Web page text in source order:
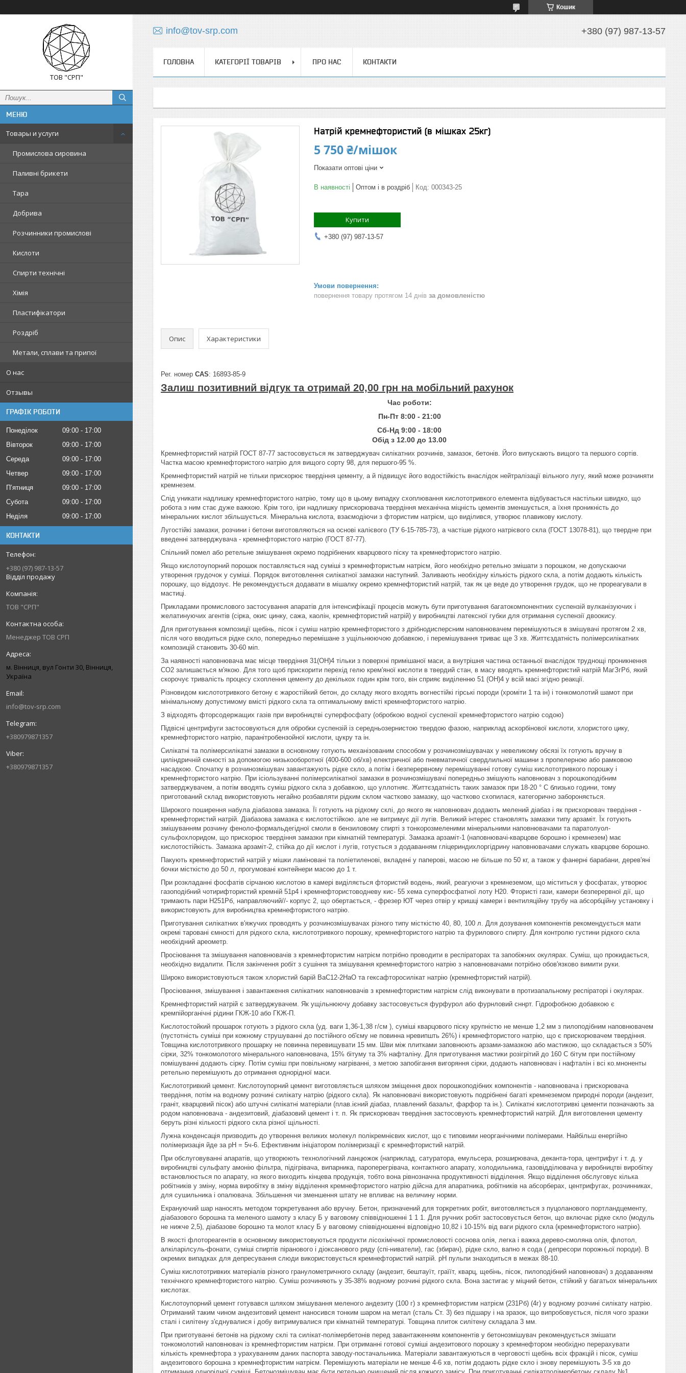
Кошик
ТОВ "СРП"
Товары и услуги
Промислова сировина
Паливні брикети
Тара
Добрива
Розчинники промислові
Кислоти
Спирти технічні
Хімія
Пластифікатори
Роздріб
Метали, сплави та припої
О нас
Отзывы
ГРАФІК РОБОТИ
Понеділок 09:00
17:00
Вівторок
09:00
17:00
Середа
09:00
17:00
Четвер
09:00
17:00
Пʼятниця
09:00
17:00
Субота
09:00
17:00
Неділя
09:00 17:00
КОНТАКТИ
+380 (97) 987-13-57
Відділ продажу
ТОВ "СРП"
Менеджер ТОВ СРП
м. Вінниця, вул Гонти 30, Вінниця,
Україна
info@tov-srp.com
+380979871357
+380979871357
info@tov-srp.com +380 (97) 987-13-57
ГОЛОВНА КАТЕГОРІЇ ТОВАРІВ ПРО НАС КОНТАКТИ
Натрій кремнефтористий (в мішках 25кг)
5 750 ₴/мішок
Показати оптові ціни
В наявності Оптом і в роздріб Код: 000343-25
Купити
+380 (97) 987-13-57
повернення товару протягом 14 днів за домовленістю
Опис Характеристики
Рег. номер CAS: 16893-85-9
Залиш позитивний відгук та отримай 20,00 грн на мобільний рахунок
Час роботи:
Пн-Пт 8:00 - 21:00
Сб-Нд 9:00 - 18:00
Обід з 12.00 до 13.00
Кремнефтористий натрій ГОСТ 87-77 застосовується як затверджувач силікатних розчинів, замазок, бетонів. Його випускають вищого та першого сортів.
Частка масою кремнефтористого натрію для вищого сорту 98, для першого-95 %.
Кремнефтористий натрій не тільки прискорює твердіння цементу, а й підвищує його водостійкість внаслідок нейтралізації вільного лугу, який може розчиняти
кремнезем.
Слід уникати надлишку кремнефтористого натрію, тому що в цьому випадку схоплювання кислототривкого елемента відбувається настільки швидко, що
робота з ним стає дуже важкою. Крім того, іри надлишку прискорювача твердіння механічна міцність цементів зменшується, а їхня проникність до
мінеральних кислот збільшується. Мінеральна кислота, взаємодіючи з фтористим натрієм, що виділився, утворює плавикову кислоту.
Лугостійкі замазки, розчини і бетони виготовляються на основі калієвого (ТУ 6-15-785-73), а частіше рідкого натрієвого скла (ГОСТ 13078-81), що твердне при
введенні затверджувача - кремнефтористого натрію (ГОСТ 87-77).
Спільний помел або ретельне змішування окремо подрібнених кварцового піску та кремнефтористого натрію.
Якщо кислотоупорний порошок поставляється над суміші з кремнефтористым натрієм, його необхідно ретельно змішати з порошком, не допускаючи
утворення грудочок у суміші. Порядок виготовлення силікатної замазки наступний. Заливають необхідну кількість рідкого скла, а потім додають кількість
порошку, що віддозує. Не рекомендується додавати в мішалку окремо кремнефтористий натрій, так як це веде до утворення грудок, що не прореагували в
мастиці.
Прикладами промислового застосування апаратів для інтенсифікації процесів можуть бути приготування багатокомпонентних суспензій вулканізуючих і
желатинуючих агентів (сірка, окис цинку, сажа, каолін, кремнефтористий натрій) у виробництві латексної губки для отримання суспензії двоокису.
Для приготування композиції щебінь, пісок і суміш натрію кремнефтористого з дрібнодисперсним наповнювачем перемішуються в змішувачі протягом 2 хв,
після чого вводиться рідке скло, попередньо перемішане з ущільнюючою добавкою, і перемішування триває ще 3 хв. Життєздатність полімерсилікатних
композицій становить 30-60 міп.
За наявності наповнювача має місце твердіння 31(ОН)4 тільки з поверхні примішаної маси, а внутрішня частина останньої внаслідок труднощі проникнення
СО2 залишається м'якою. Для того щоб прискорити перехід гелю крем'яної кислоти в твердий стан, в масу вводять кремнефтористий натрій МагЗгРб, який
скорочує тривалість процесу схоплення цементу до декількох годин крім того, він сприяє виділенню 51 (ОН)4 у всій масі згідно реакції.
Різновидом кислототривкого бетону є жаростійкий бетон, до складу якого входять вогнестійкі гірські породи (хроміти 1 та ін) і тонкомолотий шамот при
мінімальному допустимому вмісті рідкого скла та оптимальному вмісті кремнефтористого натрію.
З відходять фторсодержащих газів при виробництві суперфосфату (обробкою водної суспензії кремнефтористого натрію содою)
Підвісні центрифуги застосовуються для обробки суспензій із середньозернистою твердою фазою, наприклад аскорбінової кислоти, хлористого цику,
кремнефтористого натрію, паранітробензойної кислоти, цукру та ін.
Силікатні та полімерсилікатні замазки в основному готують механізованим способом у розчинозмішувачах у невеликому обсязі їх готують вручну в
циліндричній ємності за допомогою низькооборотної (400-600 об/хв) електричної або пневматичної свердлильної машини з пропелерною або рамковою
насадкою. Спочатку в розчинозмішувач завантажують рідке скло, а потім і безперервному перемішуванні готову суміш кислототривкого порошку і
кремнефтористого натрію. При ісіользуванні полімерсилікатної замазки в розчинозмішувачі попередньо змішують наповнювач з порошкоподібним
затверджувачем, а потім вводять суміш рідкого скла з добавкою, що уллотняє. Життєздатність таких замазок при 18-20 ° С близько години, тому
приготований склад використовують негайно розбавляти рідким склом частково замазку, що частково схопилася, категорично забороняється.
Широкого поширення набула діабазова замазка. Її готують на рідкому склі, до якого як наповнювач додають мелений діабаз і як прискорювач твердіння -
кремнефтористий натрій. Діабазова замазка є кислотостійкою. але не витримує дії лугів. Великий інтерес становлять замазки типу арзаміт. Їх готують
змішуванням розчину феноло-формальдегідної смоли в бензиловому спирті з тонкорозмеленими мінеральними наповнювачами та паратолуол-
сульфохлоридом, що прискорює твердіння замазки при кімнатній температурі. Замазка арзаміт-1 (наповнювачі-кварцове борошно і кремнезем) має
кислотостійкість. Замазка арзаміт-2, стійка до дії кислот і лугів, готується з додаванням гліцериндихлоргідрину наповнювачами служать кварцове борошно.
Пакують кремнефтористий натрій у мішки ламіновані та поліетиленові, вкладені у паперові, масою не більше по 50 кг, а також у фанерні барабани, дерев'яні
бочки місткістю до 50 л, прогумовані контейнери масою до 1 т.
При розкладанні фосфатів сірчаною кислотою в камері виділяється фтористий водень, який, реагуючи з кремнеземом, що міститься у фосфатах, утворює
газоподібний чотирифтористий кремній 51р4 і кремнефтористоводневу кис- 55 хема суперфосфатної лоту Н20. Фтористі гази, камери безперервної дії, що
тримають пари Н251Рб, направляючий//- корпус 2, що обертається, - фрезер ЮТ через отвір у кришці камери і вентиляційну трубу на абсорбційну установку і
використовують для виробництва кремнефтористого натрію.
Приготування силікатних в'яжучих проводять у розчинозмішувачах різного типу місткістю 40, 80, 100 л. Для дозування компонентів рекомендується мати
окремі таровані ємності для рідкого скла, кислототривкого порошку, кремнефтористого натрію та фурилового спирту. Для контролю густини рідкого скла
необхідний ареометр.
Просіювання та змішування наповнювачів з кремнефтористим натрієм потрібно проводити в респіраторах та запобіжних окулярах. Суміш, що прокидається,
необхідно видалити. Після закінчення робіт з сушіння та змішування кремнефтористого натрію з наповнювачами потрібно обов'язково вимити руки.
Широко використовуються також хлористий барій ВаС12-2НаО та гексафторосилікат натрію (кремнефтористий натрій).
Просіювання, змішування і завантаження силікатних наповнювачів з кремнефтористим натрієм слід виконувати в протизапальному респіраторі і окулярах.
Кремнефтористий натрій є затверджувачем. Як ущільнюючу добавку застосовується фурфурол або фурнловий сннрт. Гідрофобною добавкою є
кремпійорганічні рідини ГКЖ-10 або ГКЖ-П.
Кислотостойкий прошарок готують з рідкого скла (уд. ваги 1,36-1,38 г/см ), суміші кварцового піску крупністю не менше 1,2 мм з пилоподібним наповнювачем
(пустотність суміші при кожному струшуванні до постійного об'єму не повинна нревипшть 26%) і кремнефтористого натрію, що є прискорювачем твердіння.
Товщина кислототривкого прошарку не повинна перевищувати 15 мм. Шви між плитками заповнюють арзами-замазкою або мастикою, що складається з 50%
сірки, 32% тонкомолотого мінерального наповнювача, 15% бітуму та 3% нафталіну. Для приготування мастики розігрітий до 160 С бітум при постійному
помішуванні додають сірку. Потім суміш при повільному нагріванні, з метою запобігання вигоряння сірки, додають наповнювач і нафталін і всі ко.мноненты
ретельно перемішують до отримання однорідної маси.
Кислототривкий цемент. Кислотоупорний цемент виготовляється шляхом зміщення двох порошкоподібних компонентів - наповнювача і прискорювача
твердіння, потім на водному розчині силікату натрію (рідкого скла). Як наповнювачі використовують подрібнені багаті кремнеземом природні породи (андезит,
граніт, кварцовий пісок) або штучні силікатні матеріали (плав.ієний діабаз, плавлений базальт, фарфор та ін.). Силікатні кислототривкі цементи позначають за
родом наповнювача - андезитовий, діабазовий цемент і т. п. Як прискорювач твердіння застосовують кремнефтористий натрій. Для виготовлення цементу
беруть різні кількості рідкого скла різної щільності.
Лужна конденсація призводить до утворення великих молекул полікремнієвих кислот, що є типовими неорганічними полімерами. Найбільш енергійно
полімеризація йде за рН = 5ч-6. Ефективним ініціатором полімеризації є кремнефтористий натрій.
При обслуговуванні апаратів, що утворюють технологічний ланцюжок (наприклад, сатуратора, емульсера, розширювача, деканта-тора, центрифуг і т. д. у
виробництві сульфату амонію фільтра, підігрівача, випарника, пароперегрівача, контактного апарату, холодильника, газовідділювача у виробництві виробітку
встановлюється по апарату, нз якого виходить кінцева продукція, тобто вона рівнозначна продуктивності відділення. Якщо відділення обслуговує кілька
робітників у зміну, норма виробітку в зміну відділення кремнефтористого натрію дійсна для апаратника, робітників на абсорберах, центрифугах, розчинниках,
для сушильника і опалювача. Збільшення чи зменшення штату не впливає на величину норми.
Екрануючий шар наносять методом торкретування або вручну. Бетон, призначений для торкретних робіт, виготовляється з пуцоланового портландцементу,
діабазового борошна та меленого шамоту з класу Б у ваговому співвідношенні 1 1 1. Для ручних робіт застосовується бетон, що включає рідке скло (модуль
не нижче 2,5), діабазове борошно та молот класу Б у ваговому співвідношенні відповідно 10,82 і 10-15% від ваги рідкого скла (кремнефтористого натрію).
В якості флотореагентів в основному використовуються продукти лісохімічної промисловості соснова олія, легка і важка дерево-смоляна олія, флотол,
алкіларілсуль-фонати, суміші спиртів піранового і діоксанового ряду (спі-ниватели), гас (збирач), рідке скло, вапно я сода ( депресори порожньої породи). В
окремих випадках для депресування слюди використовується кремнефтористий натрій. pH пульпи знаходиться в межах 88-10.
Суміш кислототривких матеріалів різного гранулометричного складу (андезит, бештауїт, граїїт, кварц, щебінь, пісок, пилоподібний наповнювач) з додаванням
технічного кремнефтористого натрію. Суміш розчиняють у 35-38% водному розчині рідкого скла. Вона застигає у міцний бетон, стійкий у багатьох мінеральних
кислотах.
Кислотоупорний цемент готувався шляхом змішування меленого андезиту (100 г) з кремнефтористим натрієм (231Рб) (4г) у водному розчині силікату натрію.
Отриманий таким чином андезитовий цемент наносився тонким шаром на метал (сталь Ст. 3) без підшару і на зразок, що випробовується, після чого зразки
сталі і силітену з'єднувалися і добу витримувалися при кімнатній температурі. Товщина плиток силітену складала 3 мм.
При приготуванні бетонів на рідкому склі та силікат-полімербетонів перед завантаженням компонентів у бетонозмішувач рекомендується змішати
тонкомолотий наповнювач із кремнефтористим натрієм. При отриманні готової суміші андезитового порошку з кремнефтором необхідно перерахувати
кількість кремнефтора з урахуванням даних паспорта заводу-постачальника. Матеріали завантажуються в черговості щебінь всіх фракцій і пісок, суміш
андезитового борошна з кремнефтористим натрієм. Перемішують матеріали не менше 4-6 хв, потім додають рідке скло і знову перемішують 3-5 хв до